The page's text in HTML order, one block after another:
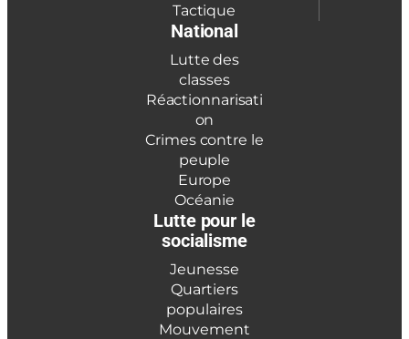
Tactique
National
Lutte des
classes
Réactionnarisati
on
Crimes contre le
peuple
Europe
Océanie
Lutte pour le
socialisme
Jeunesse
Quartiers
populaires
Mouvement